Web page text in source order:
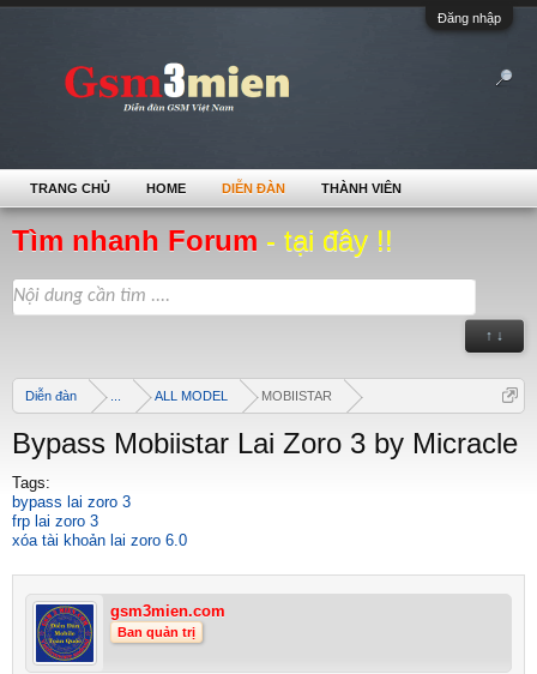
Đăng nhập
Tìm nhanh Forum - tại đây !!
↑ ↓
Diễn đàn ALL MODEL MOBIISTAR
Bypass Mobiistar Lai Zoro 3 by Micracle
Tags:
bypass lai zoro 3
frp lai zoro 3
xóa tài khoản lai zoro 6.0
gsm3mien.com
Ban quản trị
TRANG CHỦ HOME DIỄN ĐÀN THÀNH VIÊN